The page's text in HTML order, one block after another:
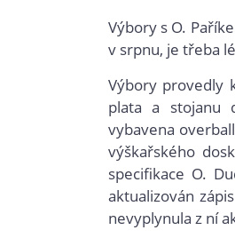
Výbory s O.
v srpnu, je třeba
Výbory provedly
plata a stojanu
vybavena
výškařského
specifikace O.
aktualizován
nevyplynula z ní